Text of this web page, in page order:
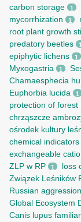
carbon storage 1
mycorrhization 1
root рlant growth
predatory beetles 1
epiphytic lichens 1
Myxogastria 1
Chamaesphecia
Euphorbia lucida 1
protection of forest
chrząszcze
ośrodek kultury
chemical indicators
exchangeable
ZLP w RP 1 loss
Związek Leśników
Russian
Global Ecosystem
Canis lupus